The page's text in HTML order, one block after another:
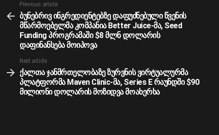
more
Previous article
ბუნებრივ ინგრედიენტებზე დაფუძნებული წვენის
მწარმოებელმა კომპანია Better Juice-მა, Seed
Funding პროგრამაში $8 მლნ დოლარის
დაფინანსება მოიპოვა
Next article
ქალთა ჯანმრთელობაზე ზურვნის ვირტუალურმა
პლატფორმა Maven Clinic-მა, Series E რაუნდში $90
მილიონი დოლარის მოზიდვა მოახერხა